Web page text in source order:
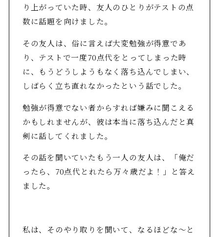
り上がっていた時、友人のひとりがテストの点
数に話題を向けました。
その友人は、俗に言えば大変勉強が得意であ
り、テストで一度70点代をとってしまった時
に、もうどうしようもなく落ち込んでしまい、
しばらく立ち直れなかったという話でした。
勉強が得意でない者からすれば嫌みに聞こえる
かもしれませんが、彼は本当に落ち込んだと真
剣に話してくれました。
その話を聞いていたもう一人の友人は、「俺だ
ったら、70点代とれたら万々歳だよ！」と答え
ました。
私は、そのやり取りを聞いて、なるほどな～と